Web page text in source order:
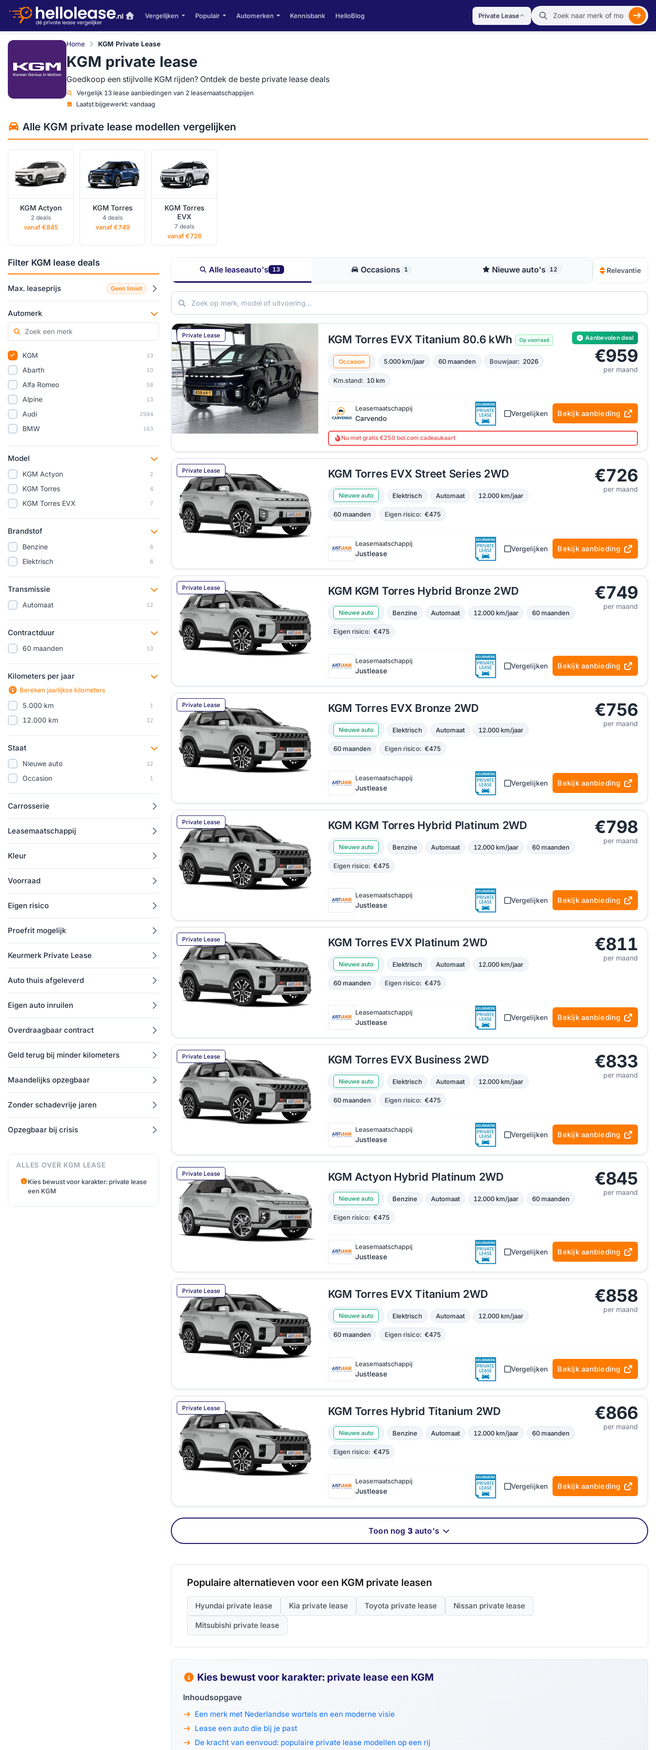
Vergelijken Populair Automerken Kennisbank HelloBlog Private Lease
Home KGM Private Lease
KGM private lease
Goedkoop een stijlvolle KGM rijden? Ontdek de beste private lease deals
Vergelijk 13 lease aanbiedingen van 2 leasemaatschappijen
Laatst bijgewerkt:vandaag
Alle KGM private lease modellen vergelijken
KGM Actyon
private lease
KGM Actyon
2 deals
vanaf €845
KGM Torres
private lease
KGM Torres
4 deals
vanaf €749
KGM Torres EVX
private lease
KGM Torres
EVX
7 deals
vanaf €726
Alle leaseauto's 13 Occasions 1 Nieuwe auto's 12 Relevantie
Private Lease KGM Torres EVX Titanium 80.6 kWh Op voorraad Aanbevolen deal
€959
per maand
Occasion 5.000 km/jaar 60 maanden Bouwjaar: 2026
Km.stand: 10 km
Leasemaatschappij
Carvendo
Vergelijken Bekijk aanbieding
Nu met gratis €250 bol.com cadeaukaart
Private Lease KGM Torres EVX Street Series 2WD €726
per maand
Nieuwe auto Elektrisch Automaat 12.000 km/jaar
60 maanden Eigen risico: €475
Leasemaatschappij
Justlease
Vergelijken Bekijk aanbieding
Private Lease KGM KGM Torres Hybrid Bronze 2WD €749
per maand
Nieuwe auto Benzine Automaat 12.000 km/jaar 60 maanden
Eigen risico: €475
Leasemaatschappij
Justlease
Vergelijken Bekijk aanbieding
Private Lease KGM Torres EVX Bronze 2WD €756
per maand
Nieuwe auto Elektrisch Automaat 12.000 km/jaar
60 maanden Eigen risico: €475
Leasemaatschappij
Justlease
Vergelijken Bekijk aanbieding
Private Lease KGM KGM Torres Hybrid Platinum 2WD €798
per maand
Nieuwe auto Benzine Automaat 12.000 km/jaar 60 maanden
Eigen risico: €475
Leasemaatschappij
Justlease
Vergelijken Bekijk aanbieding
Private Lease KGM Torres EVX Platinum 2WD €811
per maand
Nieuwe auto Elektrisch Automaat 12.000 km/jaar
60 maanden Eigen risico: €475
Leasemaatschappij
Justlease
Vergelijken Bekijk aanbieding
Private Lease KGM Torres EVX Business 2WD €833
per maand
Nieuwe auto Elektrisch Automaat 12.000 km/jaar
60 maanden Eigen risico: €475
Leasemaatschappij
Justlease
Vergelijken Bekijk aanbieding
Private Lease KGM Actyon Hybrid Platinum 2WD €845
per maand
Nieuwe auto Benzine Automaat 12.000 km/jaar 60 maanden
Eigen risico: €475
Leasemaatschappij
Justlease
Vergelijken Bekijk aanbieding
Private Lease KGM Torres EVX Titanium 2WD €858
per maand
Nieuwe auto Elektrisch Automaat 12.000 km/jaar
60 maanden Eigen risico: €475
Leasemaatschappij
Justlease
Vergelijken Bekijk aanbieding
Private Lease KGM Torres Hybrid Titanium 2WD €866
per maand
Nieuwe auto Benzine Automaat 12.000 km/jaar 60 maanden
Eigen risico: €475
Leasemaatschappij
Justlease
Vergelijken Bekijk aanbieding
Toon nog 3 auto's
Populaire alternatieven voor een KGM private leasen
Hyundai private lease Kia private lease Toyota private lease Nissan private lease
Mitsubishi private lease
Kies bewust voor karakter: private lease een KGM
Inhoudsopgave
Een merk met Nederlandse wortels en een moderne visie
Lease een auto die bij je past
De kracht van eenvoud: populaire private lease modellen op een rij
Filter KGM lease deals
Max. leaseprijs Geen limiet
Automerk
KGM 13
Abarth 10
Alfa Romeo 58
Alpine 13
Audi 2984
BMW 163
Changan 4
Citroën 396
Cupra 623
Dacia 89
DFSK
Dongfeng 5
DS 99
Farizon 4
Fiat 239
Firefly 2
Ford 314
Geely 10
Genesis 12
Honda 28
Hyundai 517
Jaecoo 60
Jeep
Kia 644
Lancia 29
Land Rover 6
Leapmotor 98
Lexus 42
Lynk & Co 61
Maxus 4
Mazda 91
Microlino 1
MINI 85
Mitsubishi 73
Omoda 34
Opel 676
Peugeot
Polestar
Porsche 1
Range Rover
Seat 1118
Skoda 2277
Smart 16
Tesla 31
Toyota 481
Volkswagen 4853
Voyah
XPENG
Zeekr
Model
KGM Actyon 2
KGM Torres 4
KGM Torres EVX 7
Brandstof
Benzine 6
Elektrisch 6
Transmissie
Automaat 12
Contractduur
60 maanden 13
Kilometers per jaar
Bereken jaarlijkse kilometers
5.000 km 1
12.000 km 12
Staat
Nieuwe auto 12
Occasion 1
Carrosserie
Leasemaatschappij
Kleur
Voorraad
Eigen risico
Proefrit mogelijk
Keurmerk Private Lease
Auto thuis afgeleverd
Eigen auto inruilen
Overdraagbaar contract
Geld terug bij minder kilometers
Maandelijks opzegbaar
Zonder schadevrije jaren
Opzegbaar bij crisis
ALLES OVER KGM LEASE
Kies bewust voor karakter: private lease
een KGM